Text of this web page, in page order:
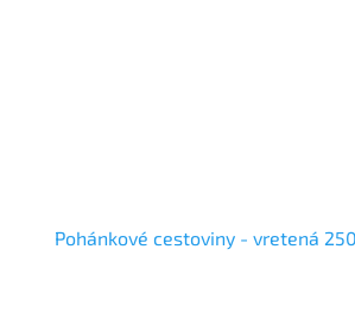
Pohánkové cestoviny - vretená